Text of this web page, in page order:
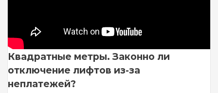
Квадратные метры. Законно ли
отключение лифтов из-за
неплатежей?